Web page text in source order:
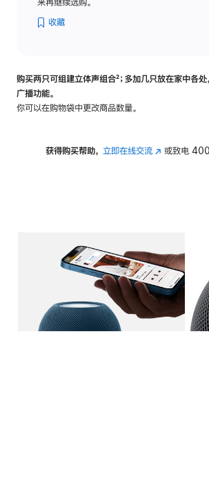
收藏
购买两只可组建立体声组合脚
²；多加几只放在家中各
广播功能。
你可以在购物袋中更改商品数量。
获得购买帮助， 立即在线交流(在 或致电
图库 图像 4